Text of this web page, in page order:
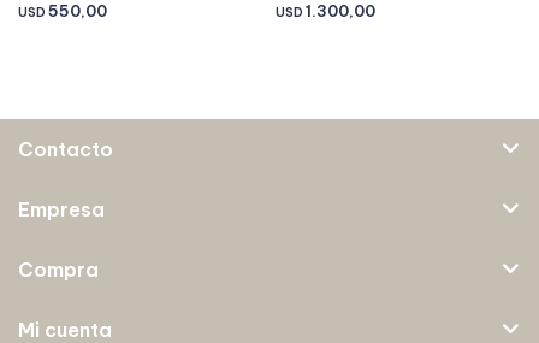
USD 550,00 USD 1.300,00
Contacto
Empresa
Compra
Mi cuenta